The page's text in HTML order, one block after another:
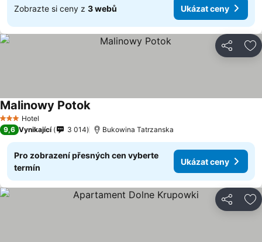
Zobrazte si ceny z 3 webů Ukázat ceny
Sdílet
3 Počet hvězdiček
Hotel
Malinowy Potok
9,6 Vynikající 3 014 Bukowina Tatrzanska
Pro zobrazení přesných cen vyberte
termín
Ukázat ceny
Sdílet